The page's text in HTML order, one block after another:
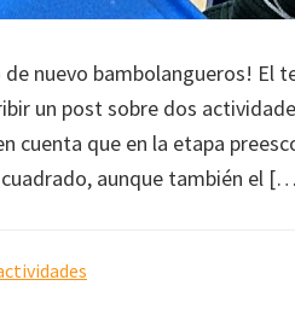
nuevo bambolangueros! El
un post sobre dos
cuenta que en la etapa
cuadrado, aunque también el